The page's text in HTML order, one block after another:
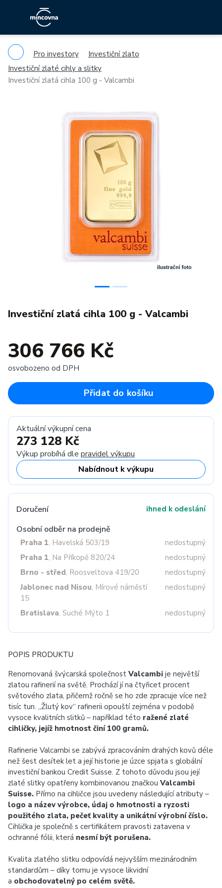
Pro investory
Investiční zlato
Investiční zlaté cihly a slitky
Investiční zlatá cihla 100 g - Valcambi
Investiční zlatá cihla 100 g - Valcambi
306 766 Kč
osvobozeno od DPH
Přidat do košíku
Aktuální výkupní cena
273 128 Kč
Výkup probíhá dle pravidel výkupu
Nabídnout k výkupu
Doručení ihned k odeslání
Osobní odběr na prodejně
Praha 1, Havelská 503/19
nedostupný
Praha 1, Na Příkopě 820/24
nedostupný
Brno - střed, Roosveltova 419/20
nedostupný
Jablonec nad Nisou, Mírové náměstí
15
nedostupný
Bratislava, Suché Mýto 1 nedostupný
POPIS PRODUKTU
Renomovaná švýcarská společnost Valcambi je největší
zlatou rafinerií na světě. Prochází jí na čtyřicet procent
světového zlata, přičemž ročně se ho zde zpracuje více než
tisíc tun. „Žlutý kov“ rafinerii opouští zejména v podobě
vysoce kvalitních slitků – například této ražené zlaté
cihličky, jejíž hmotnost činí 100 gramů.
Rafinerie Valcambi se zabývá zpracováním drahých kovů déle
než šest desítek let a její historie je úzce spjata s globální
investiční bankou Credit Suisse. Z tohoto důvodu jsou její
zlaté slitky opatřeny kombinovanou značkou Valcambi
Suisse. Přímo na cihličce jsou uvedeny následující atributy –
logo a název výrobce, údaj o hmotnosti a ryzosti
použitého zlata, pečeť kvality a unikátní výrobní číslo.
Cihlička je společně s certifikátem pravosti zatavena v
ochranné fólii, která nesmí být porušena.
Kvalita zlatého slitku odpovídá nejvyšším mezinárodním
standardům – díky tomu je vysoce likvidní
a obchodovatelný po celém světě.